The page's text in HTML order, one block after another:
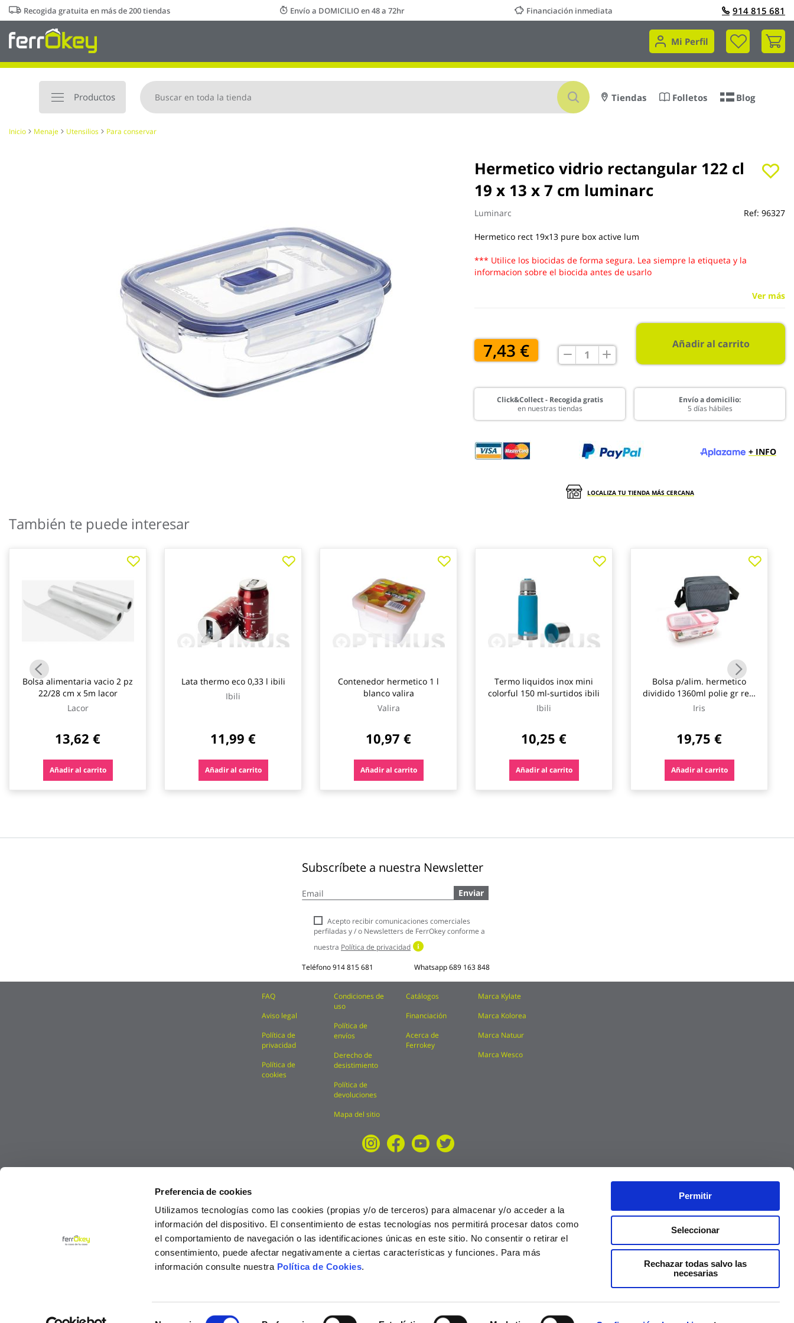
Preferencia de cookies
Utilizamos tecnologías como las cookies (propias y/o de terceros) para almacenar y/o acceder a la
información del dispositivo. El consentimiento de estas tecnologías nos permitirá procesar datos como
el comportamiento de navegación o las identificaciones únicas en este sitio. No consentir o retirar el
consentimiento, puede afectar negativamente a ciertas características y funciones. Para más
información consulte nuestra Política de Cookies.
Permitir
Seleccionar
Rechazar todas salvo las
necesarias
Ir
al
contenido
Recogida gratuita en más de 200 tiendas Envío a DOMICILIO en 48 a 72hr Financiación inmediata 914 815 681
Mi Perfil
Mi
Productos
Buscar
Tiendas Folletos Blog
Inicio Menaje Utensilios Para conservar
Hermetico vidrio rectangular 122 cl
19 x 13 x 7 cm luminarc
Luminarc Ref: 96327
Hermetico rect 19x13 pure box active lum
*** Utilice los biocidas de forma segura. Lea siempre la etiqueta y la
informacion sobre el biocida antes de usarlo
Ver más
7,43 € Añadir al carrito
Click&Collect - Recogida gratis
en nuestras tiendas
Envío a domicilio:
5 días hábiles
+ INFO
LOCALIZA TU TIENDA MÁS CERCANA
la
También te puede interesar
Bolsa alimentaria vacio 2 pz
22/28 cm x 5m lacor
Lacor
13,62 €
Añadir al carrito
Lata thermo eco 0,33 l ibili
Ibili
11,99 €
Añadir al carrito
Contenedor hermetico 1 l
blanco valira
Valira
10,97 €
Añadir al carrito
Termo liquidos inox mini
colorful 150 ml-surtidos ibili
Ibili
10,25 €
Añadir al carrito
Bolsa p/alim. hermetico
dividido 1360ml polie gr real
iris
Iris
19,75 €
Añadir al carrito
Subscríbete a nuestra Newsletter
a
boletín
noticias:
Enviar
Acepto recibir comunicaciones comerciales
perfiladas y / o Newsletters de FerrOkey conforme a
nuestra Política de privacidad
Teléfono914 815 681 Whatsapp689 163 848
FAQ
Aviso legal
Política de
privacidad
Política de
cookies
Condiciones de
uso
Política de
envíos
Derecho de
desistimiento
Política de
devoluciones
Mapa del sitio
Catálogos
Financiación
Acerca de
Ferrokey
Marca Kylate
Marca Kolorea
Marca Natuur
Marca Wesco